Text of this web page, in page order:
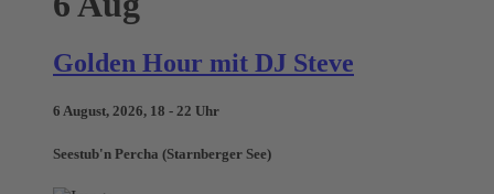
Golden Hour mit DJ Steve
6 August, 2026, 18 - 22 Uhr
Seestub'n Percha (Starnberger See)